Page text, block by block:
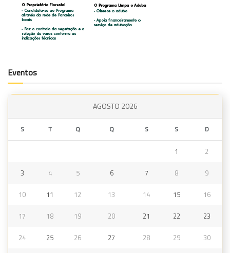
Eventos
AGOSTO 2026
S T Q Q S S D
1 2
3 4 5 6 7 8 9
10 11 12 13 14 15 16
17 18 19 20 21 22 23
24 25 26 27 28 29 30